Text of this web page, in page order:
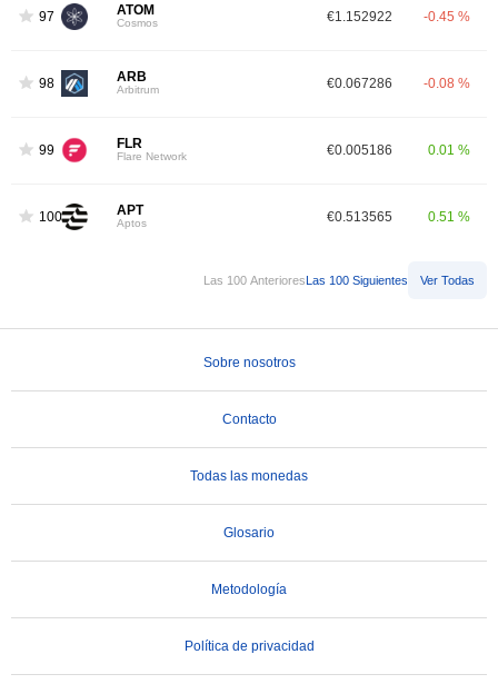
97 ATOM
Cosmos €1.152922 -0.45 %
98 ARB
Arbitrum €0.067286 -0.08 %
99 FLR
Flare Network €0.005186 0.01 %
100 APT
Aptos €0.513565 0.51 %
Las 100 AnterioresLas 100 Siguientes Ver Todas
Sobre nosotros
Contacto
Todas las monedas
Glosario
Metodología
Política de privacidad